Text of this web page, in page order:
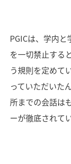
PGICは、学内
を一切禁止する
う規則を定めて
っていただいた
所までの会話は
ーが徹底されて